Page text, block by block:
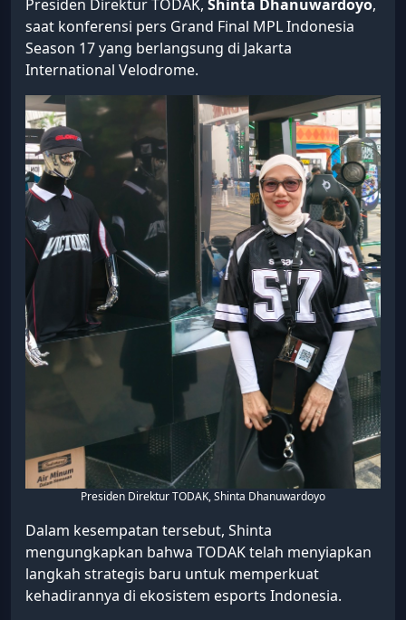
Presiden Direktur TODAK, Shinta Dhanuwardoyo,
saat konferensi pers Grand Final MPL Indonesia
Season 17 yang berlangsung di Jakarta
International Velodrome.
Presiden Direktur TODAK, Shinta Dhanuwardoyo
Dalam kesempatan tersebut, Shinta
mengungkapkan bahwa TODAK telah menyiapkan
langkah strategis baru untuk memperkuat
kehadirannya di ekosistem esports Indonesia.